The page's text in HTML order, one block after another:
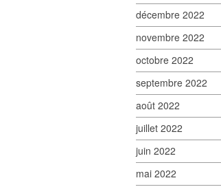
décembre 2022
novembre 2022
octobre 2022
septembre 2022
août 2022
juillet 2022
juin 2022
mai 2022